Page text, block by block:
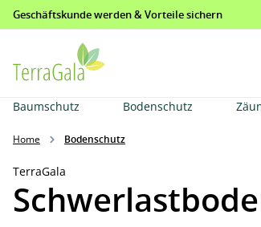
Zur Hauptnavigation springen
Geschäftskunde werden & Vorteile sichern
Baumschutz Bodenschutz
Home Bodenschutz
TerraGala